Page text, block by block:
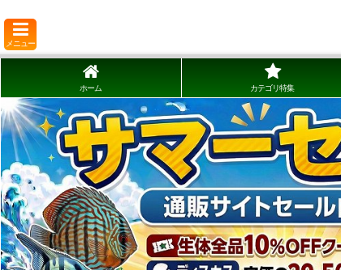
メニュー
ホーム カテゴリ特集